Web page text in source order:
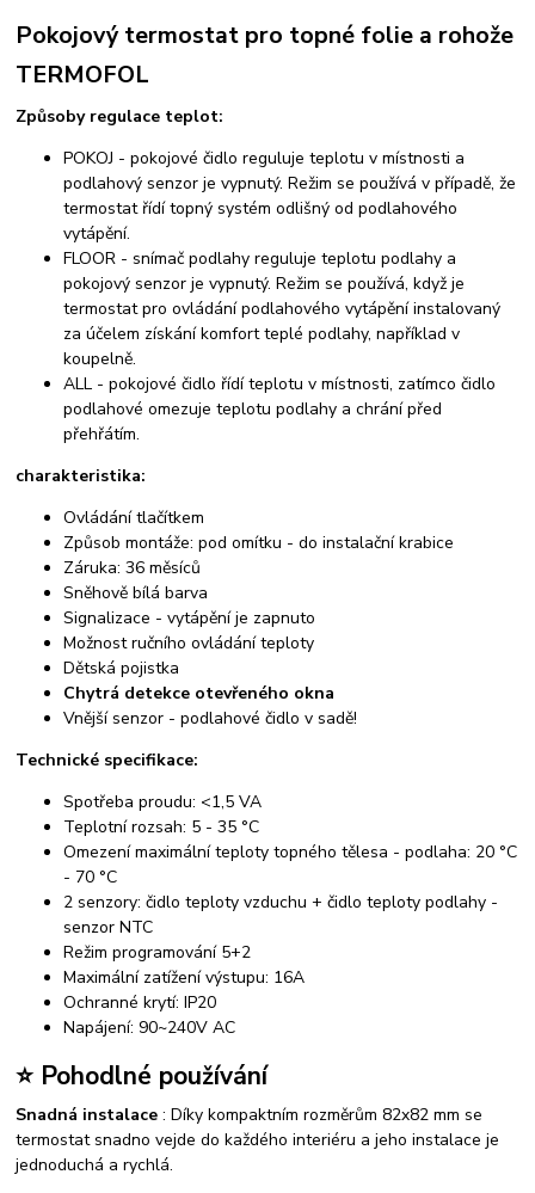
Pokojový termostat pro topné folie a rohože
TERMOFOL
Způsoby regulace teplot:
POKOJ - pokojové čidlo reguluje teplotu v místnosti a
podlahový senzor je vypnutý. Režim se používá v případě, že
termostat řídí topný systém odlišný od podlahového
vytápění.
FLOOR - snímač podlahy reguluje teplotu podlahy a
pokojový senzor je vypnutý. Režim se používá, když je
termostat pro ovládání podlahového vytápění instalovaný
za účelem získání komfort teplé podlahy, například v
koupelně.
ALL - pokojové čidlo řídí teplotu v místnosti, zatímco čidlo
podlahové omezuje teplotu podlahy a chrání před
přehřátím.
charakteristika:
Ovládání tlačítkem
Způsob montáže: pod omítku - do instalační krabice
Záruka: 36 měsíců
Sněhově bílá barva
Signalizace - vytápění je zapnuto
Možnost ručního ovládání teploty
Dětská pojistka
Chytrá detekce otevřeného okna
Vnější senzor - podlahové čidlo v sadě!
Technické specifikace:
Spotřeba proudu: <1,5 VA
Teplotní rozsah: 5 - 35 °C
Omezení maximální teploty topného tělesa - podlaha: 20 °C
- 70 °C
2 senzory: čidlo teploty vzduchu + čidlo teploty podlahy -
senzor NTC
Režim programování 5+2
Maximální zatížení výstupu: 16A
Ochranné krytí: IP20
Napájení: 90~240V AC
⭐ Pohodlné používání
Snadná instalace : Díky kompaktním rozměrům 82x82 mm se
termostat snadno vejde do každého interiéru a jeho instalace je
jednoduchá a rychlá.